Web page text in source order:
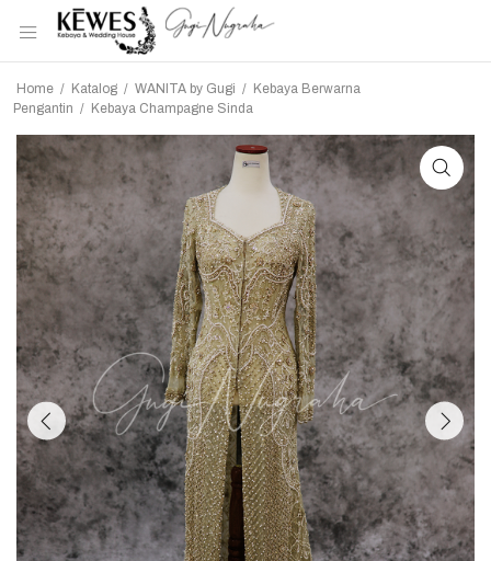
Home / Katalog / WANITA by Gugi / Kebaya Berwarna
Pengantin / Kebaya Champagne Sinda